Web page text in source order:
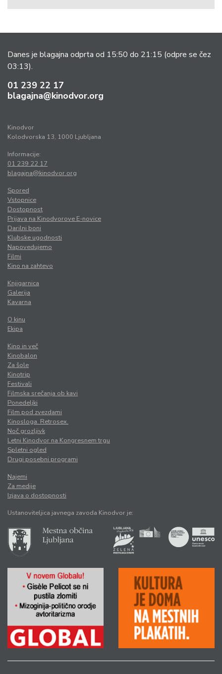
Danes je blagajna odprta od 15:50 do 21:15 (odpre se čez
03:13).
01 239 22 17
blagajna@kinodvor.org
Kinodvor
Kolodvorska 13, 1000 Ljubljana
Informacije:
01 239 22 17
blagajna@kinodvor.org
Spored
Vstopnice
Dostopnost
Prijava na Kinodvorove E-novice
Darilni boni
Klubske ugodnosti
Napovedujemo
Filmi
Kino na zahtevo
Knjigarnica
Galerija
Kavarna
O kinu
Ekipa
Kino in več
Kinobalon
Za šole
Kinotrip
Festivali
Filmska srečanja ob kavi
Ponedeljki
Film pod zvezdami
Kinosloga. Retrosex.
Noč grozljivk
Letni Kinodvor na Kongresnem trgu
Spletni ogled
Drugi posebni programi
Najemi
Za medije
Izjava o dostopnosti
Ustanoviteljica javnega zavoda Kinodvor je: